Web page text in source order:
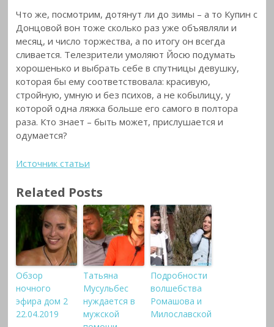
Что же, посмотрим, дотянут ли до зимы – а то Купин с
Донцовой вон тоже сколько раз уже объявляли и
месяц, и число торжества, а по итогу он всегда
сливается. Телезрители умоляют Йосю подумать
хорошенько и выбрать себе в спутницы девушку,
которая бы ему соответствовала: красивую,
стройную, умную и без психов, а не кобылицу, у
которой одна ляжка больше его самого в полтора
раза. Кто знает – быть может, прислушается и
одумается?
Источник статьи
Related Posts
Обзор
ночного
эфира дом 2
22.04.2019
Татьяна
Мусульбес
нуждается в
мужской
Подробности
волшебства
Ромашова и
Милославской